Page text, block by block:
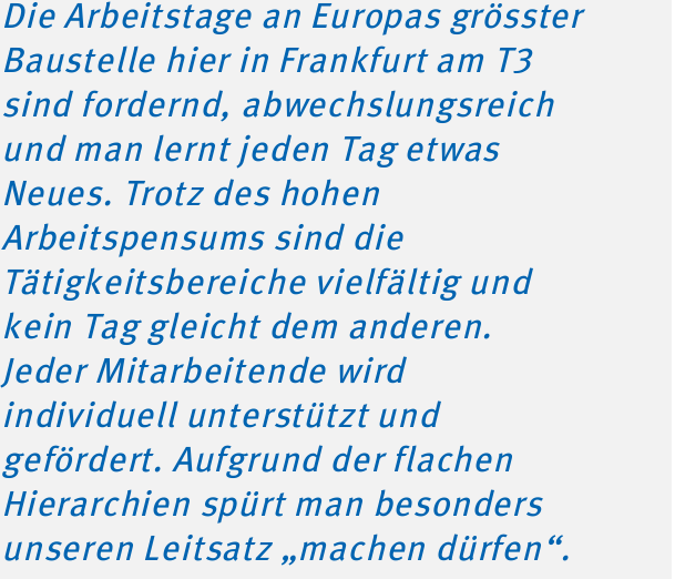
Die Arbeitstage an Europas grösster
Baustelle hier in Frankfurt am T3
sind fordernd, abwechslungsreich
und man lernt jeden Tag etwas
Neues. Trotz des hohen
Arbeitspensums sind die
Tätigkeitsbereiche vielfältig und
kein Tag gleicht dem anderen.
Jeder Mitarbeitende wird
individuell unterstützt und
gefördert. Aufgrund der flachen
Hierarchien spürt man besonders
unseren Leitsatz „machen dürfen“.